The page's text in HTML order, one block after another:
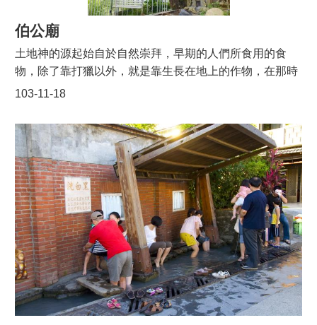
覽
市
政
信
常
見
問
答
桃
園
市
政
府
E
n
g
份，圖左為三坑的入口，右圖為十一分的入口，當初三坑
的學生就是利用這石板古道到學校上學的。從三坑走上百
綠意盎然。現在的石門國小就是以前的三坑子國民學校，
建立於民國七年，校長是廣田吉三郎，民國九年時是隸屬
於新竹州大溪郡，民國47年才改為石門國小。百年石板路
面鋪著鵝卵石，有助於身體健康，石門國小就曾利用此石
板路來做學生體適能訓練，鍛鍊學生的心肺及肌耐力。最
早的時候這裡是泥土路，但是因為牛車裝載貨物很重，就
改成石子路，現在已經改成柏油路，而這裡也改建了很
多，留下來的其有十一份到三坑這條百年石板路。
伯公廟
103-11-18
土地神的源起始自於自然崇拜，早期的人們所食用的食
物，除了靠打獵以外，就是靠生長在地上的作物，在那時
並沒有良好的種植技術，甚至對於氣候狀況、土壤肥沃及
神在此情形之下產生了。民間的信仰中，一般都把土地公
視為是地方上的守護神，它就好像是現在的村里長一般，
管轄著鄉里。土地公的聖誕之日是農曆二月二日，每逢二
月二日及八月十五日，民眾會準備豐富的牲禮來祭拜土地
公，而廟裡也會部分運用善男信女也會捐香油錢，部分向
該村里的人募款，在土地公廟前也會有戲臺表演，因為是
為了土地公而演出的，所以一般稱之為土地公戲。一般來
說，祭祀土地公大家會準備較豐盛的牲禮，牲禮分為三牲
和五牲，三牲是豬、雞、魚，五牲是。豬肉、雞肉、鴨
肉、魚、卵。並不是所有的土地廟皆有土地婆，據老一輩
的人說土地婆很少被供奉在家中，一般的說法是認為土地
婆吝嗇、度量狹窄，所以很少將土地婆供奉在家中，至於